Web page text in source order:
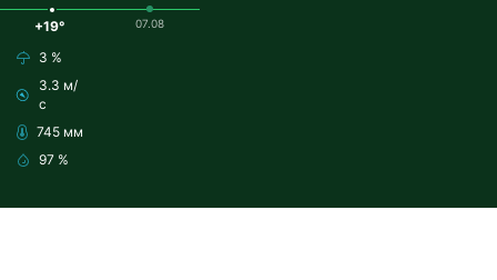
+19°
3 %
3.3 м/
с
745 мм
97 %
07.08